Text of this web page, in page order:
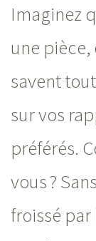
Imaginez
une
savent
sur vos
préférés.
vous ?
froissé